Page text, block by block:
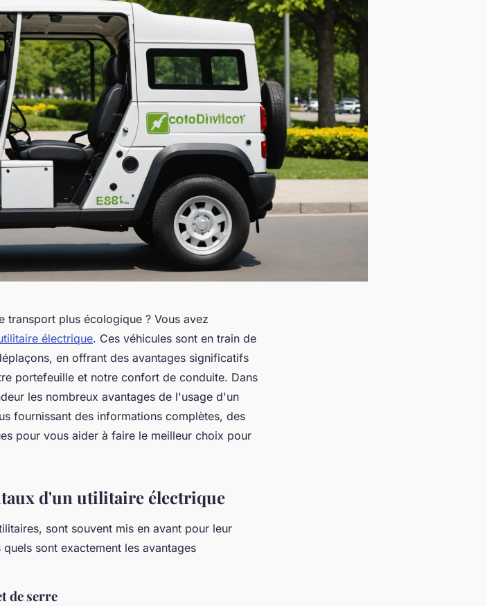
transport plus écologique ? Vous avez
électrique. Ces véhicules sont en train de
en offrant des avantages significatifs
portefeuille et notre confort de conduite. Dans
les nombreux avantages de l'usage d'un
fournissant des informations complètes, des
pour vous aider à faire le meilleur choix pour
d'un utilitaire électrique
sont souvent mis en avant pour leur
quels sont exactement les avantages
de serre